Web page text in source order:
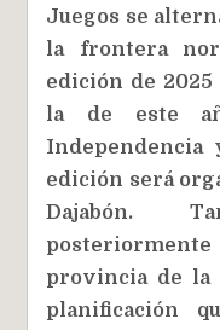
Juegos se
la frontera
edición de
la de este
Independencia
edición será
Dajabón.
posteriormente
provincia de la
planificación